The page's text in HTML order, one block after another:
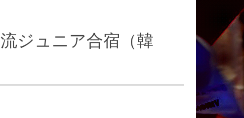
流ジュニア合宿（韓